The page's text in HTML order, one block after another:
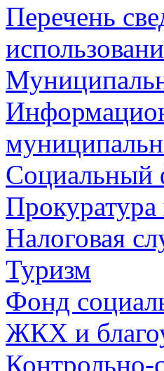
Перечень
Социальный
Налоговая
Туризм
Фонд
ЖКХ и
Контрольно-